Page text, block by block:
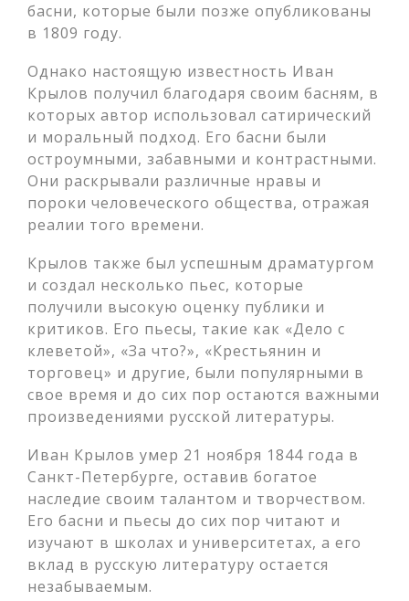
басни, которые были позже опубликованы
в 1809 году.
Однако настоящую известность Иван
Крылов получил благодаря своим басням, в
которых автор использовал сатирический
и моральный подход. Его басни были
остроумными, забавными и контрастными.
Они раскрывали различные нравы и
пороки человеческого общества, отражая
реалии того времени.
Крылов также был успешным драматургом
и создал несколько пьес, которые
получили высокую оценку публики и
критиков. Его пьесы, такие как «Дело с
клеветой», «За что?», «Крестьянин и
торговец» и другие, были популярными в
свое время и до сих пор остаются важными
произведениями русской литературы.
Иван Крылов умер 21 ноября 1844 года в
Санкт-Петербурге, оставив богатое
наследие своим талантом и творчеством.
Его басни и пьесы до сих пор читают и
изучают в школах и университетах, а его
вклад в русскую литературу остается
незабываемым.